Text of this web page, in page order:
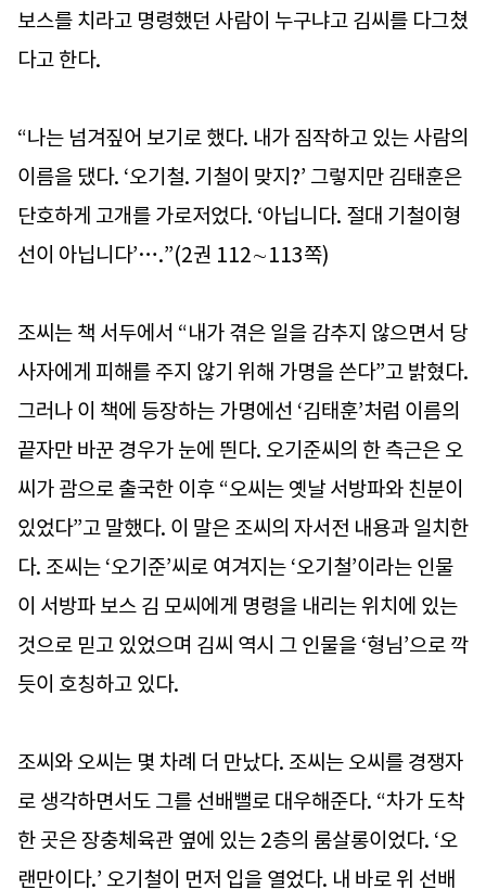
보스를 치라고 명령했던 사람이 누구냐고 김씨를 다그쳤
다고 한다.
“나는 넘겨짚어 보기로 했다. 내가 짐작하고 있는 사람의
이름을 댔다. ‘오기철. 기철이 맞지?’ 그렇지만 김태훈은
단호하게 고개를 가로저었다. ‘아닙니다. 절대 기철이형
선이 아닙니다’….”(2권 112∼113쪽)
조씨는 책 서두에서 “내가 겪은 일을 감추지 않으면서 당
사자에게 피해를 주지 않기 위해 가명을 쓴다”고 밝혔다.
그러나 이 책에 등장하는 가명에선 ‘김태훈’처럼 이름의
끝자만 바꾼 경우가 눈에 띈다. 오기준씨의 한 측근은 오
씨가 괌으로 출국한 이후 “오씨는 옛날 서방파와 친분이
있었다”고 말했다. 이 말은 조씨의 자서전 내용과 일치한
다. 조씨는 ‘오기준’씨로 여겨지는 ‘오기철’이라는 인물
이 서방파 보스 김 모씨에게 명령을 내리는 위치에 있는
것으로 믿고 있었으며 김씨 역시 그 인물을 ‘형님’으로 깍
듯이 호칭하고 있다.
조씨와 오씨는 몇 차례 더 만났다. 조씨는 오씨를 경쟁자
로 생각하면서도 그를 선배뻘로 대우해준다. “차가 도착
한 곳은 장충체육관 옆에 있는 2층의 룸살롱이었다. ‘오
랜만이다.’ 오기철이 먼저 입을 열었다. 내 바로 위 선배